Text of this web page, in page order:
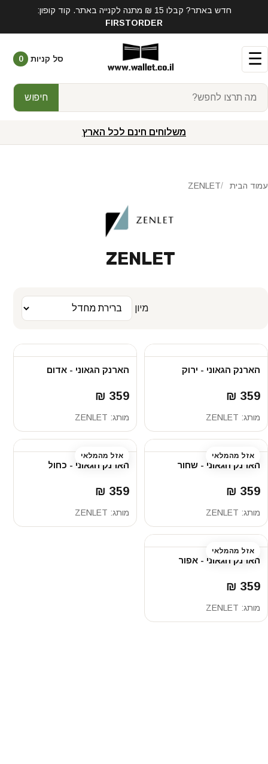
חדש באתר? קבלו 15 ₪ מתנה לקנייה באתר. קוד קופון:
FIRSTORDER
☰
חיפוש
סל קניות 0
משלוחים חינם לכל הארץ
עמוד הבית ZENLET
ZENLET
מיון
הארנק הגאוני - ירוק
359 ₪
מותג: ZENLET
הארנק הגאוני - אדום
359 ₪
מותג: ZENLET
אזל מהמלאי
הארנק הגאוני - שחור
359 ₪
מותג: ZENLET
אזל מהמלאי
הארנק הגאוני - כחול
359 ₪
מותג: ZENLET
אזל מהמלאי
הארנק הגאוני - אפור
359 ₪
מותג: ZENLET